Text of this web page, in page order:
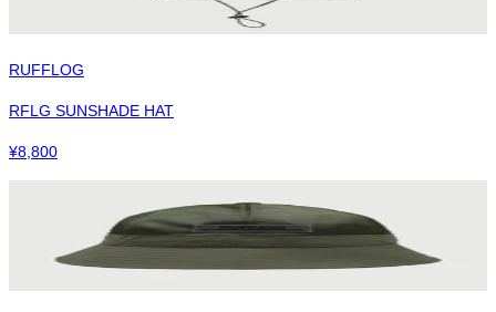
RUFFLOG
RFLG SUNSHADE HAT
¥8,800